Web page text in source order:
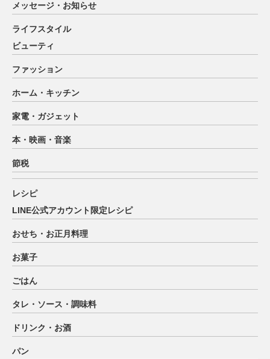
メッセージ・お知らせ
ライフスタイル
ビューティ
ファッション
ホーム・キッチン
家電・ガジェット
本・映画・音楽
節税
レシピ
LINE公式アカウント限定レシピ
おせち・お正月料理
お菓子
ごはん
タレ・ソース・調味料
ドリンク・お酒
パン